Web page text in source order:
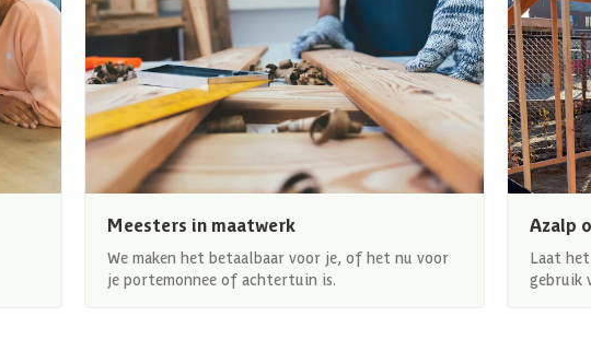
Meesters in maatwerk
We maken het betaalbaar voor je, of het nu voor
je portemonnee of achtertuin is.
Azalp
Laat
gebruik